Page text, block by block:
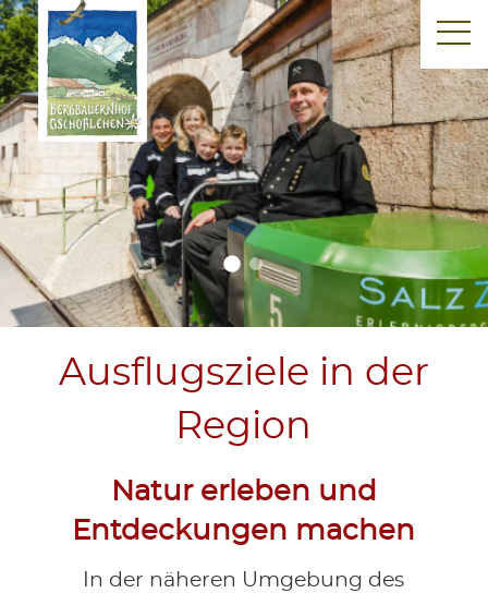
Ausflugsziele in der
Region
Natur erleben und
Entdeckungen machen
In der näheren Umgebung des